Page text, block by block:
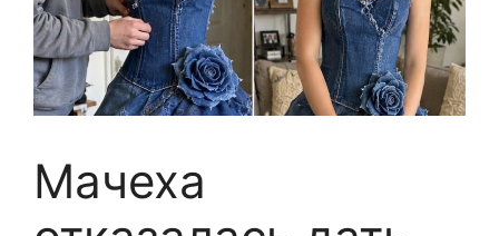
Мачеха